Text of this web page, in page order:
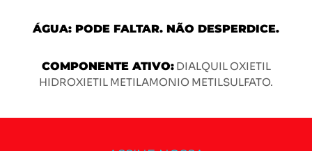
ÁGUA: PODE FALTAR. NÃO DESPERDICE.
COMPONENTE ATIVO:DIALQUIL OXIETIL
HIDROXIETIL METILAMONIO METILSULFATO.